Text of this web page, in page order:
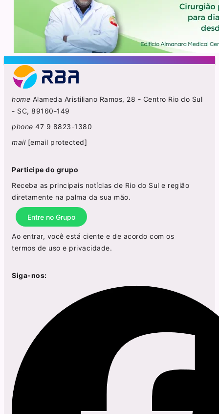
home Alameda Aristiliano Ramos, 28 - Centro Rio do Sul
- SC, 89160-149
phone 47 9 8823-1380
mail [email protected]
Participe do grupo
Receba as principais notícias de Rio do Sul e região
diretamente na palma da sua mão.
Entre no Grupo
Ao entrar, você está ciente e de acordo com os
termos de uso e privacidade.
Siga-nos: